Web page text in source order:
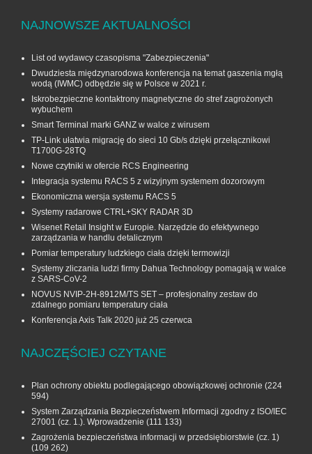
NAJNOWSZE AKTUALNOŚCI
List od wydawcy czasopisma "Zabezpieczenia"
Dwudziesta międzynarodowa konferencja na temat gaszenia mgłą
wodą (IWMC) odbędzie się w Polsce w 2021 r.
Iskrobezpieczne kontaktrony magnetyczne do stref zagrożonych
wybuchem
Smart Terminal marki GANZ w walce z wirusem
TP-Link ułatwia migrację do sieci 10 Gb/s dzięki przełącznikowi
T1700G‑28TQ
Nowe czytniki w ofercie RCS Engineering
Integracja systemu RACS 5 z wizyjnym systemem dozorowym
Ekonomiczna wersja systemu RACS 5
Systemy radarowe CTRL+SKY RADAR 3D
Wisenet Retail Insight w Europie. Narzędzie do efektywnego
zarządzania w handlu detalicznym
Pomiar temperatury ludzkiego ciała dzięki termowizji
Systemy zliczania ludzi firmy Dahua Technology pomagają w walce
z SARS-CoV-2
NOVUS NVIP-2H-8912M/TS SET – profesjonalny zestaw do
zdalnego pomiaru temperatury ciała
Konferencja Axis Talk 2020 już 25 czerwca
NAJCZĘŚCIEJ CZYTANE
Plan ochrony obiektu podlegającego obowiązkowej ochronie (224
594)
System Zarządzania Bezpieczeństwem Informacji zgodny z ISO/IEC
27001 (cz. 1.). Wprowadzenie (111 133)
Zagrożenia bezpieczeństwa informacji w przedsiębiorstwie (cz. 1)
(109 262)